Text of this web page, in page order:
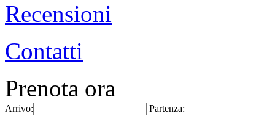
Recensioni
Contatti
Prenota ora
Arrivo: Partenza: